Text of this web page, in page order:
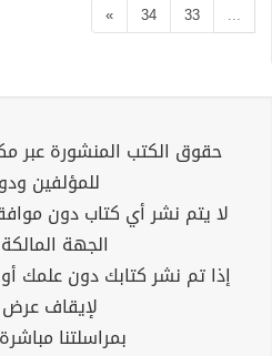
...
33
34
»
حقوق الكتب المنشورة عبر
للمؤلفين
لا يتم نشر أي كتاب دون
الجهة
إذا تم نشر كتابك دون علمك
لإيقاف عرض
بمراسلتنا